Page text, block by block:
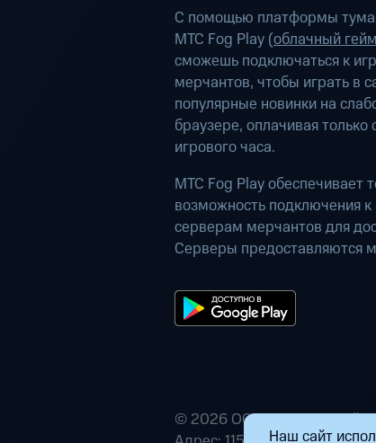
Наш сайт
С помощью платформы
МТС Fog Play (облачный
сможешь подключаться к
мерчантов, чтобы играть в
популярные новинки на
браузере, оплачивая только
игрового часа.
МТС Fog Play обеспечивает
возможность подключения
серверам мерчантов для
Серверы предоставляются
© 2026 ООО «Маркетплейс